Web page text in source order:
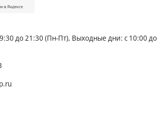
до 21:30 (Пн-Пт), Выходные дни: с 10:00 до